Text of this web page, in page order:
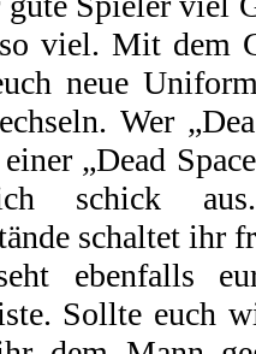
viel. Mit dem
neue
Wer
„Dead
schick
schaltet ihr
ebenfalls
Sollte euch